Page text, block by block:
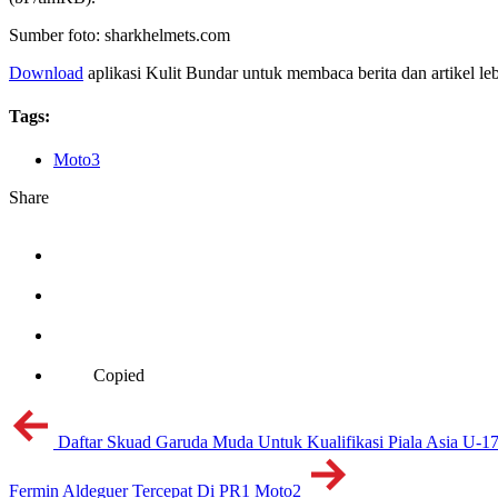
Sumber foto: sharkhelmets.com
Download aplikasi Kulit Bundar untuk membaca berita dan artikel
Tags:
Moto3
Share
Copied
Daftar Skuad Garuda Muda Untuk Kualifikasi Piala Asia U-17
Fermin Aldeguer Tercepat Di PR1 Moto2